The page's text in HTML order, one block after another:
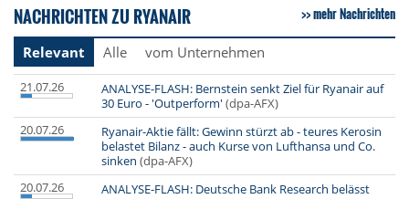
NACHRICHTEN ZU RYANAIR mehr Nachrichten
Relevant Alle vom Unternehmen
21.07.26
ANALYSE-FLASH: Bernstein senkt Ziel für Ryanair auf
30 Euro - 'Outperform' (dpa-AFX)
20.07.26
Ryanair-Aktie fällt: Gewinn stürzt ab - teures Kerosin
belastet Bilanz - auch Kurse von Lufthansa und Co.
sinken (dpa-AFX)
20.07.26
ANALYSE-FLASH: Deutsche Bank Research belässt